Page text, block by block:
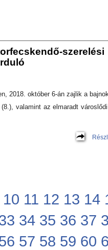
szerelési
2018. október 6-án zajlik a
valamint az elmaradt
10 11 12 13 14
34 35 36 37
57 58 59 60